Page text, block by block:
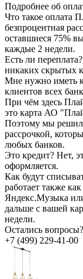
Подробнее об
Что такое оплата
безпроцентная
оставшиеся 75%
каждые 2 недели.
Есть ли переплата?
никаких скрытых
Мне нужно иметь
клиентов всех
При чём здесь
это карта АО
Поэтому мы
рассрочкой,
любых банков.
Это кредит? Нет,
оформляется.
Как будут
работает также
Яндекс.Музыка
дальше с вашей
недели.
Остались вопросы?
+7 (499) 229-41-00